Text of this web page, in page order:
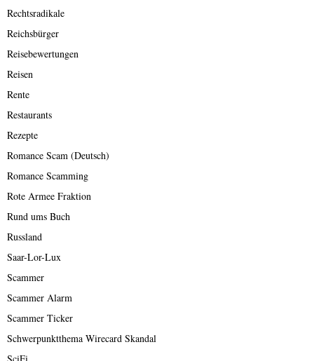
Rechtsradikale
Reichsbürger
Reisebewertungen
Reisen
Rente
Restaurants
Rezepte
Romance Scam (Deutsch)
Romance Scamming
Rote Armee Fraktion
Rund ums Buch
Russland
Saar-Lor-Lux
Scammer
Scammer Alarm
Scammer Ticker
Schwerpunktthema Wirecard Skandal